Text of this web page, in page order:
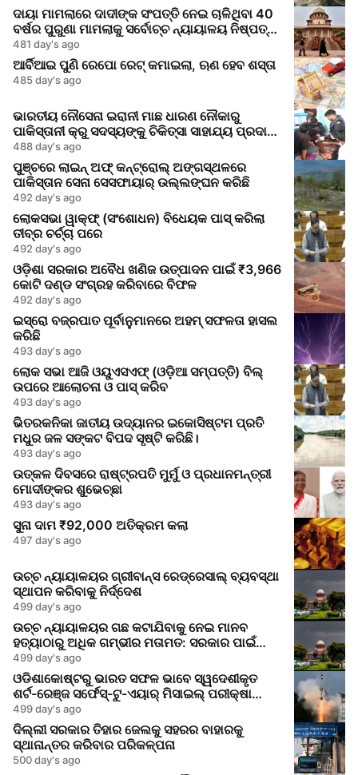
ଦାୟା ମାମଲାରେ ଦାଦୀଙ୍କ ସଂପତ୍ତି ନେଇ ଚାଳିଥିବା 40
ବର୍ଷର ପୁରୁଣା ମାମଲାକୁ ସର୍ବୋଚ୍ଚ ନ୍ୟାୟାଳୟ ନିଷ୍ପତ୍ତି
କଲା
481 day's ago
ଆର୍ବିଆଇ ପୁଣି ରେପୋ ରେଟ୍ କମାଇଲା, ଋଣ ହେବ ଶସ୍ତା
485 day's ago
ଭାରତୀୟ ନୌସେନା ଇରାନୀ ମାଛ ଧାରଣ ନୌକାରୁ
ପାକିସ୍ତାନୀ କ୍ରୁ ସଦସ୍ୟଙ୍କୁ ଚିକିତ୍ସା ସାହାଯ୍ୟ ପ୍ରଦାନ
କଲେ
488 day's ago
ପୁଞ୍ଚରେ ଲାଇନ୍ ଅଫ୍ କନ୍ଟ୍ରୋଲ୍ ଅଙ୍ଗସ୍ଥଳରେ
ପାକିସ୍ତାନ ସେନା ସେସଫାୟାର୍ ଉଲ୍ଲଙ୍ଘନ କରିଛି
492 day's ago
ଲୋକସଭା ୱାକ୍ଫ୍ (ସଂଶୋଧନ) ବିଧେୟକ ପାସ୍ କରିଲା
ତୀବ୍ର ଚର୍ଚ୍ଚା ପରେ
492 day's ago
ଓଡ଼ିଶା ସରକାର ଅବୈଧ ଖଣିଜ ଉତ୍ପାଦନ ପାଇଁ ₹3,966
କୋଟି ଦଣ୍ଡ ସଂଗ୍ରହ କରିବାରେ ବିଫଳ
492 day's ago
ଇସ୍ରୋ ବଜ୍ରପାତ ପୂର୍ବାନୁମାନରେ ଅହମ୍ ସଫଳତା ହାସଲ
କରିଛି
493 day's ago
ଲୋକ ସଭା ଆଜି ଓୟୁଏସଏଫ୍ (ଓଡ଼ିଆ ସମ୍ପତ୍ତି) ବିଲ୍
ଉପରେ ଆଲୋଚନା ଓ ପାସ୍ କରିବ
493 day's ago
ଭିତରକନିକା ଜାତୀୟ ଉଦ୍ୟାନର ଇକୋସିଷ୍ଟମ ପ୍ରତି
ମଧୁର ଜଳ ସଙ୍କଟ ବିପଦ ସୃଷ୍ଟି କରିଛି।
493 day's ago
ଉତ୍କଳ ଦିବସରେ ରାଷ୍ଟ୍ରପତି ମୁର୍ମୁ ଓ ପ୍ରଧାନମନ୍ତ୍ରୀ
ମୋଦୀଙ୍କର ଶୁଭେଚ୍ଛା
493 day's ago
ସୁନା ଦାମ ₹92,000 ଅତିକ୍ରମ କଲା
497 day's ago
ଉଚ୍ଚ ନ୍ୟାୟାଳୟର ଗ୍ରୀବାନ୍ସ ରେଡ୍ରେସାଲ୍ ବ୍ୟବସ୍ଥା
ସ୍ଥାପନ କରିବାକୁ ନିର୍ଦ୍ଦେଶ
499 day's ago
ଉଚ୍ଚ ନ୍ୟାୟାଳୟର ଗଛ କଟାଯିବାକୁ ନେଇ ମାନବ
ହତ୍ୟାଠାରୁ ଅଧିକ ଗମ୍ଭୀର ମତାମତ: ସରକାର ପାଇଁ
ଜାଗୃକତା ସଙ୍କେତ
499 day's ago
ଓଡିଶାକୋଷ୍ଟରୁ ଭାରତ ସଫଳ ଭାବେ ସ୍ୱଦେଶୀକୃତ
ଶର୍ଟ-ରେଞ୍ଜ ସର୍ଫେସ୍-ଟୁ-ଏୟାର୍ ମିସାଇଲ୍ ପରୀକ୍ଷା
କରିଲା
499 day's ago
ଦିଲ୍ଲୀ ସରକାର ତିହାର ଜେଲକୁ ସହରର ବାହାରକୁ
ସ୍ଥାନାନ୍ତର କରିବାର ପରିକଳ୍ପନା
500 day's ago